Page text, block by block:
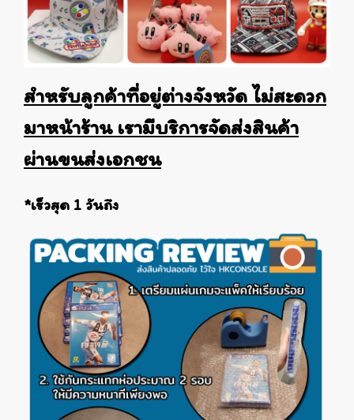
สำหรับลูกค้าที่อยู่ต่างจังหวัด ไม่สะดวก
มาหน้าร้าน เรามีบริการจัดส่งสินค้า
ผ่านขนส่งเอกชน
*เร็วสุด 1 วันถึง